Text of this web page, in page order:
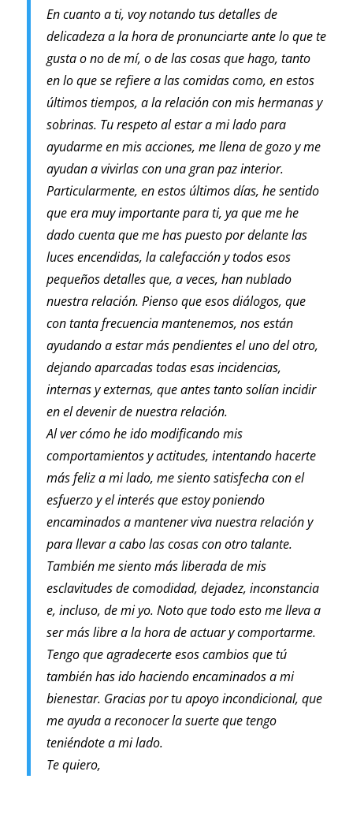
En cuanto a ti, voy notando tus detalles de
delicadeza a la hora de pronunciarte ante lo que te
gusta o no de mí, o de las cosas que hago, tanto
en lo que se refiere a las comidas como, en estos
últimos tiempos, a la relación con mis hermanas y
sobrinas. Tu respeto al estar a mi lado para
ayudarme en mis acciones, me llena de gozo y me
ayudan a vivirlas con una gran paz interior.
Particularmente, en estos últimos días, he sentido
que era muy importante para ti, ya que me he
dado cuenta que me has puesto por delante las
luces encendidas, la calefacción y todos esos
pequeños detalles que, a veces, han nublado
nuestra relación. Pienso que esos diálogos, que
con tanta frecuencia mantenemos, nos están
ayudando a estar más pendientes el uno del otro,
dejando aparcadas todas esas incidencias,
internas y externas, que antes tanto solían incidir
en el devenir de nuestra relación.
Al ver cómo he ido modificando mis
comportamientos y actitudes, intentando hacerte
más feliz a mi lado, me siento satisfecha con el
esfuerzo y el interés que estoy poniendo
encaminados a mantener viva nuestra relación y
para llevar a cabo las cosas con otro talante.
También me siento más liberada de mis
esclavitudes de comodidad, dejadez, inconstancia
e, incluso, de mi yo. Noto que todo esto me lleva a
ser más libre a la hora de actuar y comportarme.
Tengo que agradecerte esos cambios que tú
también has ido haciendo encaminados a mi
bienestar. Gracias por tu apoyo incondicional, que
me ayuda a reconocer la suerte que tengo
teniéndote a mi lado.
Te quiero,